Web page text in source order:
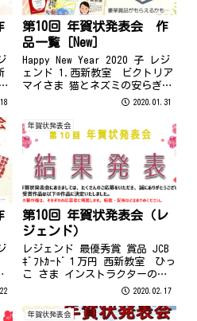
第10回 年賀状発表会 作
品一覧［New］
Happy New Year 2020 子 レジ
ェンド 1.西新教室 ビクトリア
マイさま 猫とネズミの安らぎの
雰囲気をユニークに表現してみ
の削除を取り入れました。 2.西
新教室 うさぎさま 先生のお陰
で次に進むこ...
2020.01.31
年賀状発表会
第10回 年賀状発表会（レ
ジェンド）
レジェンド 最優秀賞 賞品 JCB
ｷﾞﾌﾄｶｰﾄﾞ１万円 西新教室 ひっ
こ さま インストラクターのコ
メント 2年連続"レジェンド最優
す！ Wordの達人が揃うレジェン
2020.02.17
年賀状発表会